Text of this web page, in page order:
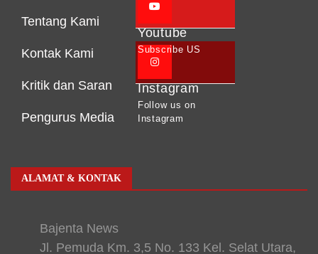
Tentang Kami
Kontak Kami
Kritik dan Saran
Pengurus Media
Youtube
Subscribe US
Instagram
Follow us on
Instagram
ALAMAT & KONTAK
Bajenta News
Jl. Pemuda Km. 3,5 No. 133 Kel. Selat Utara,